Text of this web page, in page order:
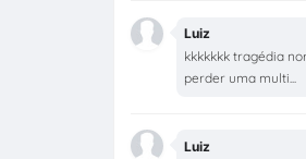
Luiz
kkkkkkk tragédia
perder uma multi...
Luiz